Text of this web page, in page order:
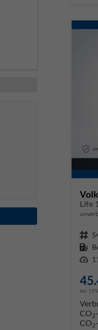
Life
Fahrzeugnr.
Kraftstoff
Leistung
incl.
CO2
CO2